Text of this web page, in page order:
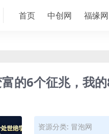
首页 中创网 福缘网
的6个征兆，我
资源分类: 冒泡网